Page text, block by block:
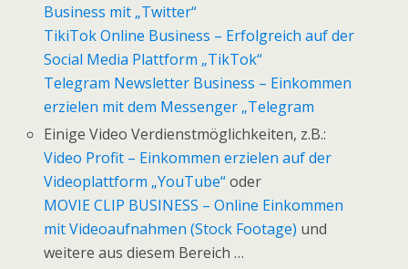
Business mit „Twitter“
TikiTok Online Business – Erfolgreich auf der
Social Media Plattform „TikTok“
Telegram Newsletter Business – Einkommen
erzielen mit dem Messenger „Telegram
Einige Video Verdienstmöglichkeiten, z.B.:
Video Profit – Einkommen erzielen auf der
Videoplattform „YouTube“oder
MOVIE CLIP BUSINESS – Online Einkommen
mit Videoaufnahmen (Stock Footage) und
weitere aus diesem Bereich …